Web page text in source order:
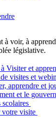
à voir, à
législative.
Visiter et
visites et
apprendre et
et le
scolaires
visite